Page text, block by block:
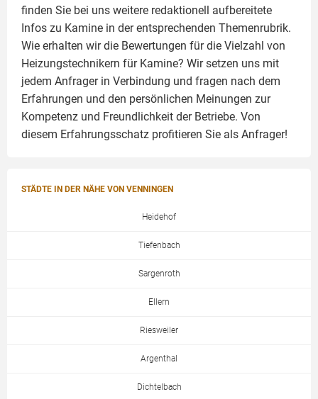
finden Sie bei uns weitere redaktionell aufbereitete
Infos zu Kamine in der entsprechenden Themenrubrik.
Wie erhalten wir die Bewertungen für die Vielzahl von
Heizungstechnikern für Kamine? Wir setzen uns mit
jedem Anfrager in Verbindung und fragen nach dem
Erfahrungen und den persönlichen Meinungen zur
Kompetenz und Freundlichkeit der Betriebe. Von
diesem Erfahrungsschatz profitieren Sie als Anfrager!
STÄDTE IN DER NÄHE VON VENNINGEN
Heidehof
Tiefenbach
Sargenroth
Ellern
Riesweiler
Argenthal
Dichtelbach